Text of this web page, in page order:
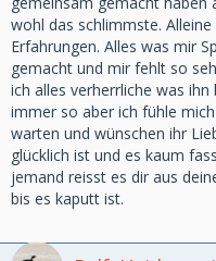
wohl das schlimmste.
Erfahrungen. Alles was mir
gemacht und mir fehlt so
ich alles verherrliche was
immer so aber ich fühle
warten und wünschen ihr
glücklich ist und es kaum
jemand reisst es dir aus
bis es kaputt ist.